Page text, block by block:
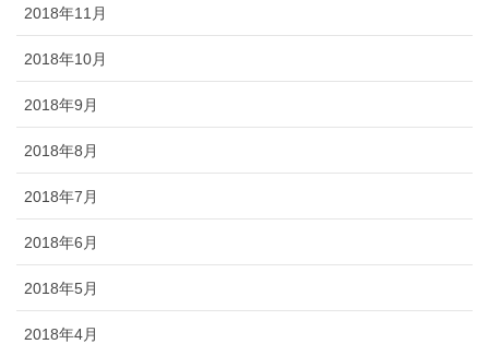
2018年11月
2018年10月
2018年9月
2018年8月
2018年7月
2018年6月
2018年5月
2018年4月